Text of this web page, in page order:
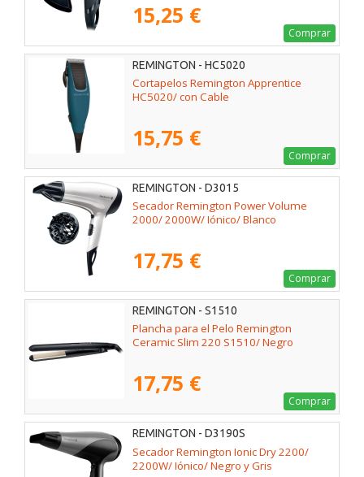
15,25 €
Comprar
REMINGTON - HC5020
Cortapelos Remington Apprentice
HC5020/ con Cable
15,75 €
Comprar
REMINGTON - D3015
Secador Remington Power Volume
2000/ 2000W/ Iónico/ Blanco
17,75 €
Comprar
REMINGTON - S1510
Plancha para el Pelo Remington
Ceramic Slim 220 S1510/ Negro
17,75 €
Comprar
REMINGTON - D3190S
Secador Remington Ionic Dry 2200/
2200W/ Iónico/ Negro y Gris